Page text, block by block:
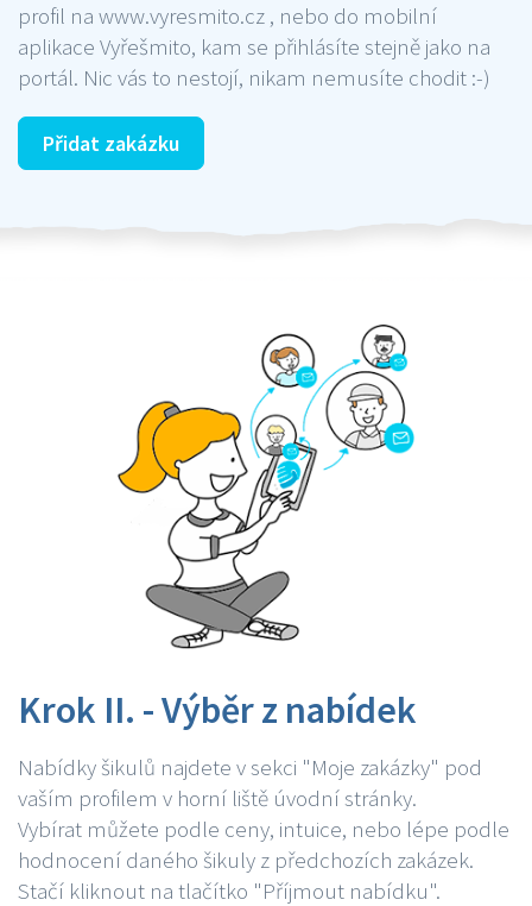
profil na www.vyresmito.cz , nebo do mobilní
aplikace Vyřešmito, kam se přihlásíte stejně jako na
portál. Nic vás to nestojí, nikam nemusíte chodit :-)
Přidat zakázku
Krok II. - Výběr z nabídek
Nabídky šikulů najdete v sekci "Moje zakázky" pod
vaším profilem v horní liště úvodní stránky.
Vybírat můžete podle ceny, intuice, nebo lépe podle
hodnocení daného šikuly z předchozích zakázek.
Stačí kliknout na tlačítko "Příjmout nabídku".